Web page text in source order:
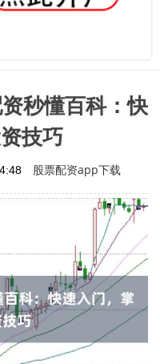
秒懂百科：快
技巧
股票配资app下载